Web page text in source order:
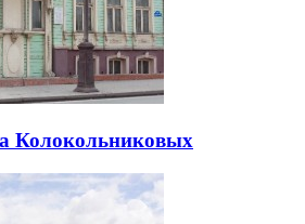
Колокольниковых